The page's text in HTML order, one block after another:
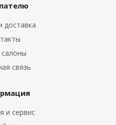
доставка
связь
и сервис